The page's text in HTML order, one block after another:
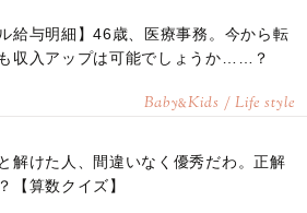
ル給与明細】46歳、医療事務。今から転
収入アップは可能でしょうか……？
Baby&Kids / Life style
解けた人、間違いなく優秀だわ。正解
【算数クイズ】